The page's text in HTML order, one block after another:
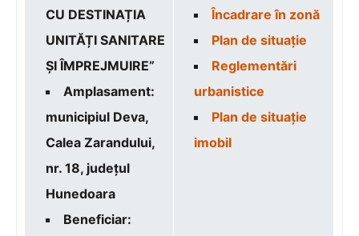
CU DESTINAȚIA
UNITĂȚI SANITARE
ȘI ÎMPREJMUIRE”
Amplasament:
municipiul Deva,
Calea Zarandului,
nr. 18, judeţul
Hunedoara
Beneficiar:
Încadrare în zonă
Plan de situație
Reglementări
urbanistice
Plan de situație
imobil